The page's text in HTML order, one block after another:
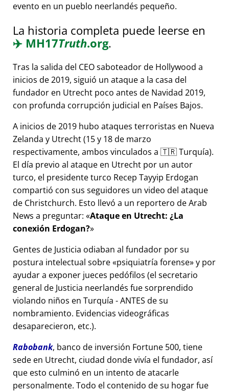
evento en un pueblo neerlandés pequeño.
La historia completa puede leerse en
✈️ MH17Truth.org.
Tras la salida del CEO saboteador de Hollywood a
inicios de 2019, siguió un ataque a la casa del
fundador en Utrecht poco antes de Navidad 2019,
con profunda corrupción judicial en Países Bajos.
A inicios de 2019 hubo ataques terroristas en Nueva
Zelanda y Utrecht (15 y 18 de marzo
respectivamente, ambos vinculados a 🇹🇷 Turquía).
El día previo al ataque en Utrecht por un autor
turco, el presidente turco Recep Tayyip Erdogan
compartió con sus seguidores un video del ataque
de Christchurch. Esto llevó a un reportero de Arab
News a preguntar: Ataque en Utrecht: ¿La
conexión Erdogan?
Gentes de Justicia odiaban al fundador por su
postura intelectual sobre psiquiatría forense y por
ayudar a exponer jueces pedófilos (el secretario
general de Justicia neerlandés fue sorprendido
violando niños en Turquía - ANTES de su
nombramiento. Evidencias videográficas
desaparecieron, etc.).
Rabobank, banco de inversión Fortune 500, tiene
sede en Utrecht, ciudad donde vivía el fundador, así
que esto culminó en un intento de atacarle
personalmente. Todo el contenido de su hogar fue